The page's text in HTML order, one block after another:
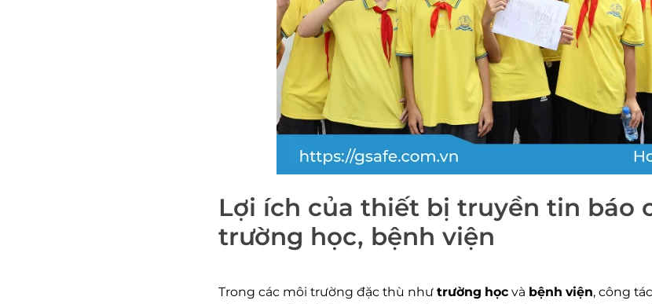
Lợi ích của thiết bị truyền tin báo
trường học, bệnh viện
Trong các môi trường đặc thù như trường học và bệnh viện, công tác